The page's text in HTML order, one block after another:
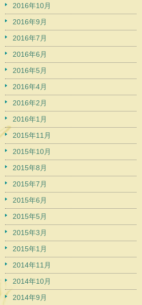
2016年10月
2016年9月
2016年7月
2016年6月
2016年5月
2016年4月
2016年2月
2016年1月
2015年11月
2015年10月
2015年8月
2015年7月
2015年6月
2015年5月
2015年3月
2015年1月
2014年11月
2014年10月
2014年9月